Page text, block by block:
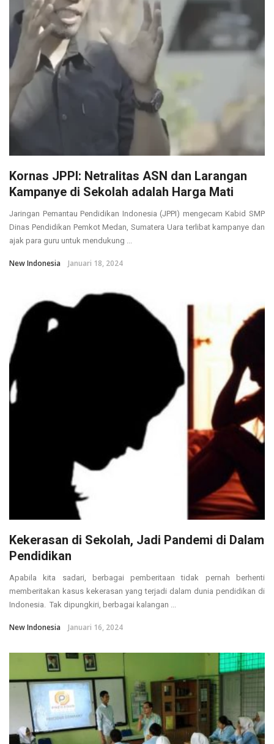
Kornas JPPI: Netralitas ASN dan Larangan
Kampanye di Sekolah adalah Harga Mati
Jaringan Pemantau Pendidikan Indonesia (JPPI) mengecam Kabid SMP
Dinas Pendidikan Pemkot Medan, Sumatera Uara terlibat kampanye dan
ajak para guru untuk mendukung ...
New Indonesia Januari 18, 2024
Kekerasan di Sekolah, Jadi Pandemi di Dalam
Pendidikan
Apabila kita sadari, berbagai pemberitaan tidak pernah berhenti
memberitakan kasus kekerasan yang terjadi dalam dunia pendidikan di
Indonesia. Tak dipungkiri, berbagai kalangan ...
New Indonesia Januari 16, 2024